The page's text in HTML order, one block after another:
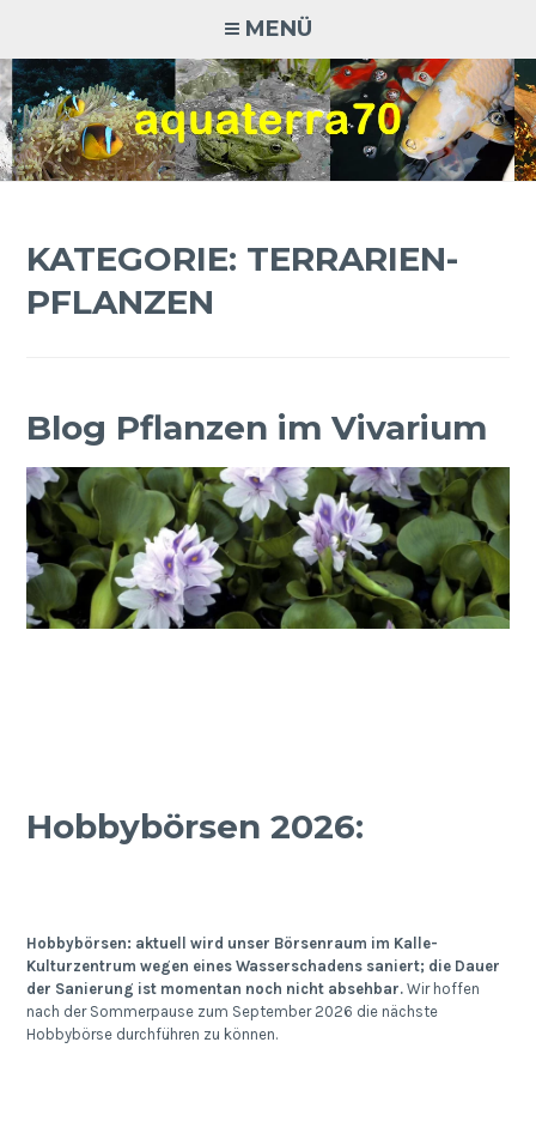
springen
MENÜ
AQUATERRA70
Aquaristik · Terraristik · Natur- und Artenschutz
KATEGORIE: TERRARIEN-
PFLANZEN
Blog Pflanzen im Vivarium
Hobbybörsen 2026:
Hobbybörsen: aktuell wird unser Börsenraum im Kalle-
Kulturzentrum wegen eines Wasserschadens saniert; die Dauer
der Sanierung ist momentan noch nicht absehbar. Wir hoffen
nach der Sommerpause zum September 2026 die nächste
Hobbybörse durchführen zu können.